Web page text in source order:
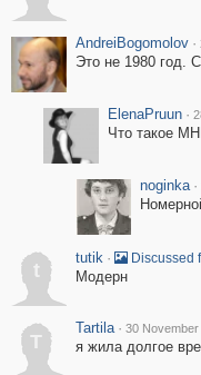
AndreiBogomolov ·
Это не 1980 год.
ElenaPruun ·
Что такое
noginka ·
t
tutik · Discussed
Модерн
T
Tartila · 30 November
я жила долгое